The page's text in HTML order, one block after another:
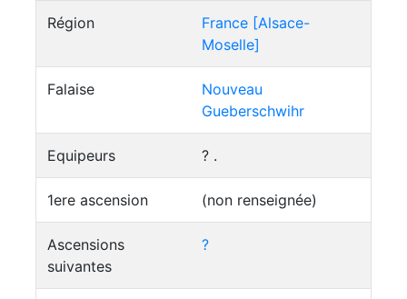
Région
France [Alsace-
Moselle]
Falaise
Nouveau
Gueberschwihr
Equipeurs ? .
1ere ascension (non renseignée)
Ascensions
suivantes
?